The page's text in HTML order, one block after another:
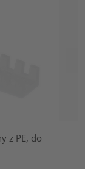
z PE, do